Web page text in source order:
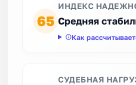
65
ИНДЕКС
Средняя
Как
СУДЕБНАЯ